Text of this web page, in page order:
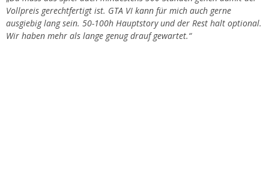
Vollpreis gerechtfertigt ist. GTA VI kann für mich auch gerne
ausgiebig lang sein. 50-100h Hauptstory und der Rest halt optional.
Wir haben mehr als lange genug drauf gewartet.“